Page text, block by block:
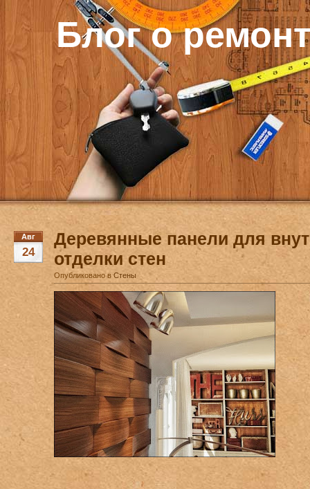
Блог о
Авг
24
Деревянные панели для
отделки стен
Опубликовано вСтены